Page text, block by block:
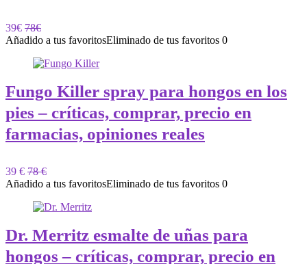
39€ 78€
Añadido a tus favoritosEliminado de tus favoritos 0
Fungo Killer spray para hongos en los
pies – críticas, comprar, precio en
farmacias, opiniones reales
39 € 78 €
Añadido a tus favoritosEliminado de tus favoritos 0
Dr. Merritz esmalte de uñas para
hongos – críticas, comprar, precio en